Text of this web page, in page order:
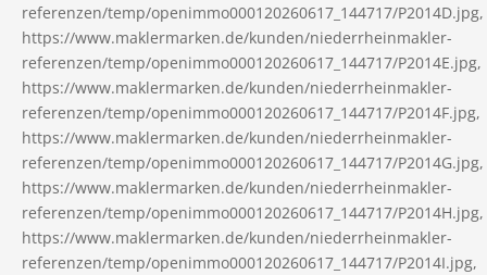
referenzen/temp/openimmo000120260617_144717/P2014D.jpg,
https://www.maklermarken.de/kunden/niederrheinmakler-
referenzen/temp/openimmo000120260617_144717/P2014E.jpg,
https://www.maklermarken.de/kunden/niederrheinmakler-
referenzen/temp/openimmo000120260617_144717/P2014F.jpg,
https://www.maklermarken.de/kunden/niederrheinmakler-
referenzen/temp/openimmo000120260617_144717/P2014G.jpg,
https://www.maklermarken.de/kunden/niederrheinmakler-
referenzen/temp/openimmo000120260617_144717/P2014H.jpg,
https://www.maklermarken.de/kunden/niederrheinmakler-
referenzen/temp/openimmo000120260617_144717/P2014I.jpg,